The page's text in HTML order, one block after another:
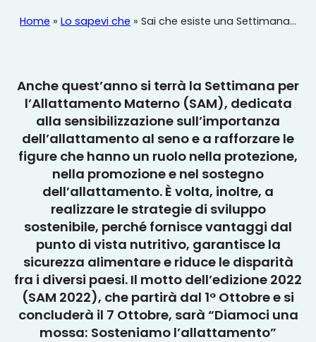
Contatti
Home » Lo sapevi che » Sai che esiste una Settimana...
Anche quest’anno si terrà la Settimana per
l’Allattamento Materno (SAM), dedicata
alla sensibilizzazione sull’importanza
dell’allattamento al seno e a rafforzare le
figure che hanno un ruolo nella protezione,
nella promozione e nel sostegno
dell’allattamento. È volta, inoltre, a
realizzare le strategie di sviluppo
sostenibile, perché fornisce vantaggi dal
punto di vista nutritivo, garantisce la
sicurezza alimentare e riduce le disparità
fra i diversi paesi. Il motto dell’edizione 2022
(SAM 2022), che partirà dal 1° Ottobre e si
concluderà il 7 Ottobre, sarà “Diamoci una
mossa: Sosteniamo l’allattamento”